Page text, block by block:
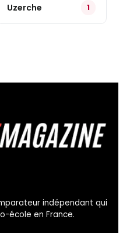
Uzerche 1
indépendant qui
école en France.